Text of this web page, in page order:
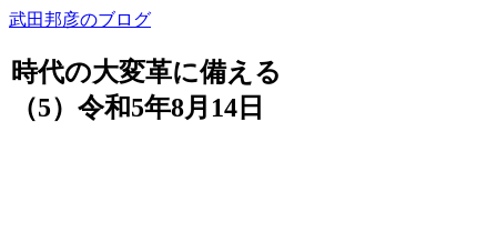
武田邦彦のブログ
時代の大変革に備える
（5）令和5年8月14日